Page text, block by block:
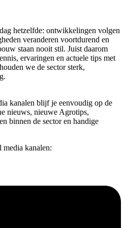
hetzelfde: ontwikkelingen volgen
veranderen voortdurend en
staan nooit stil. Juist daarom
ervaringen en actuele tips met
we de sector sterk,
kanalen blijf je eenvoudig op de
nieuws, nieuwe Agrotips,
binnen de sector en handige
media kanalen: